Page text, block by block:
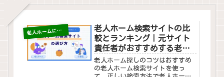
老
人ホームについて
老人ホーム検索サイトの比
較とランキング｜元サイト
責任者がおすすめする老人
ホームの探し方
老人ホーム探しのコツはおすすめ
の老人ホーム検索サイトを使っ